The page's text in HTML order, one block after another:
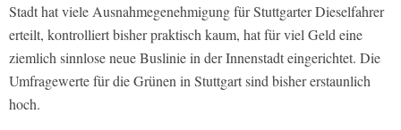
Stadt hat viele Ausnahmegenehmigung für Stuttgarter Dieselfahrer
erteilt, kontrolliert bisher praktisch kaum, hat für viel Geld eine
ziemlich sinnlose neue Buslinie in der Innenstadt eingerichtet. Die
Umfragewerte für die Grünen in Stuttgart sind bisher erstaunlich
hoch.